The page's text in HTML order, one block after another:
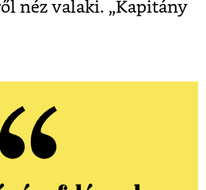
néz valaki. „Kapitány